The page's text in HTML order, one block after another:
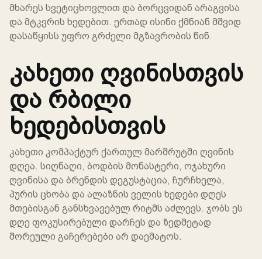
მხარეს სვეტიცხოვლით და ბორცვიდან არაგვისა
და მტკვრის ხედებით. ერთად ისინი ქმნიან მშვიდ
დასაწყისს უფრო გრძელი მგზავრობის წინ.
კახეთი ღვინისთვის
და რბილი
ხედებისთვის
კახეთი კომპაქტურ ქართულ მარშრუტში ღვინის
დღეა. სიღნაღი, ბოდბის მონასტერი, ოჯახური
ღვინისა და ბრენდის დეგუსტაცია, ჩურჩხელა,
პურის ცხობა და ალაზნის ველის ხედები დღეს
მთებისგან განსხვავებულ რიტმს აძლევს. ჯობს ეს
დღე ფოკუსირებული დარჩეს და ზედმეტად
შორეული გაჩერებები არ დაემატოს.